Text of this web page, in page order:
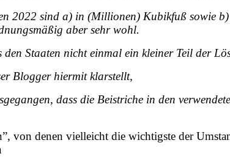
2022 sind a) in (Millionen) Kubikfuß sowie
aber sehr wohl.
Staaten nicht einmal ein kleiner Teil der
Blogger hiermit klarstellt,
dass die Beistriche in den
von denen vielleicht die wichtigste der